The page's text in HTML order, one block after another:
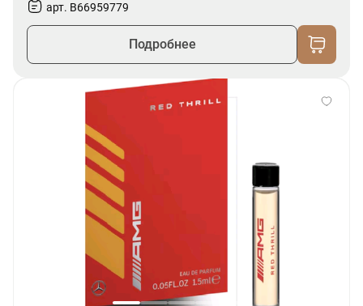
арт. B66959779
Подробнее